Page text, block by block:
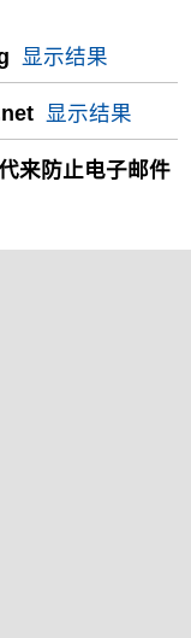
显示结果
显示结果
来防止电子邮件